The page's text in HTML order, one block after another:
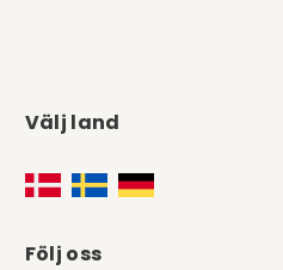
Välj land
Följ oss